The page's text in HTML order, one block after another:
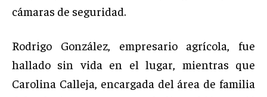
cámaras de seguridad.
Rodrigo González, empresario agrícola, fue
hallado sin vida en el lugar, mientras que
Carolina Calleja, encargada del área de familia